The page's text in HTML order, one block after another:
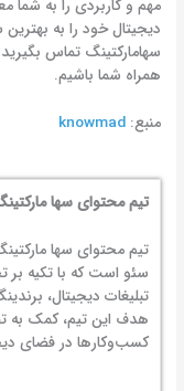
مهم و کاربردی را به شما
دیجیتال خود را به
سهامارکتینگ تماس
همراه شما باشیم.
منبع:knowmad
تیم محتوای سها
تیم محتوای سها
سئو است که با تکیه بر
تبلیغات دیجیتال،
هدف این تیم، کمک به
کسب‌وکارها در فضای